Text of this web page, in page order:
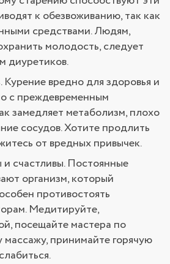
к обезвоживанию, так как
средствами. Людям,
молодость, следует
диуретиков.
Курение вредно для здоровья и
с преждевременным
замедляет метаболизм, плохо
сосудов. Хотите продлить
от вредных привычек.
и счастливы. Постоянные
организм, который
противостоять
Медитируйте,
посещайте мастера по
принимайте горячую